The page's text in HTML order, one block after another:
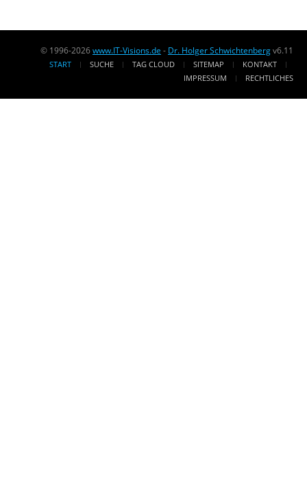
© 1996-2026www.IT-Visions.de - Dr. Holger Schwichtenbergv6.11
START SUCHE TAG CLOUD SITEMAP
KONTAKT
IMPRESSUM
RECHTLICHES